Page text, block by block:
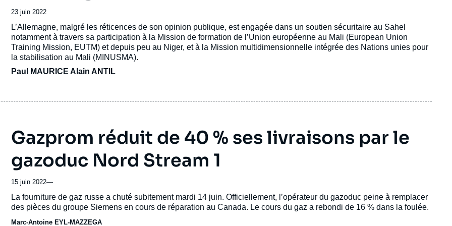
Date
de
publication
23 juin 2022
Accroche
L’Allemagne, malgré les réticences de son opinion publique, est engagée dans un soutien sécuritaire au Sahel
notamment à travers sa participation à la Mission de formation de l’Union européenne au Mali (European Union
Training Mission, EUTM) et depuis peu au Niger, et à la Mission multidimensionnelle intégrée des Nations unies pour
la stabilisation au Mali (MINUSMA).
Paul MAURICE Alain ANTIL
Gazprom réduit de 40 % ses livraisons par le
gazoduc Nord Stream 1
15 juin 2022—
Accroche
La fourniture de gaz russe a chuté subitement mardi 14 juin. Officiellement, l’opérateur du gazoduc peine à remplacer
des pièces du groupe Siemens en cours de réparation au Canada. Le cours du gaz a rebondi de 16 % dans la foulée.
Marc-Antoine EYL-MAZZEGA